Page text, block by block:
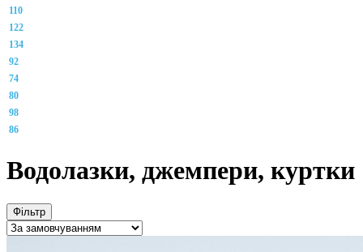
110
122
134
92
74
80
98
86
Водолазки, джемпери, куртки
Фільтр